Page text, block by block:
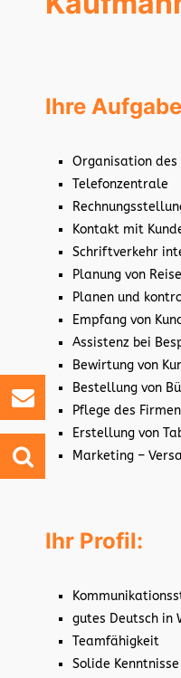
Kontaktieren Sie uns
Ihre
Organisation
Telefonzentrale
Kontakt mit
Schriftverkehr
Planung von
Planen und
Empfang von
Assistenz bei
Bewirtung von
Bestellung von
Pflege des
Erstellung von
Marketing –
Ihr Profil:
gutes Deutsch in
Teamfähigkeit
Solide